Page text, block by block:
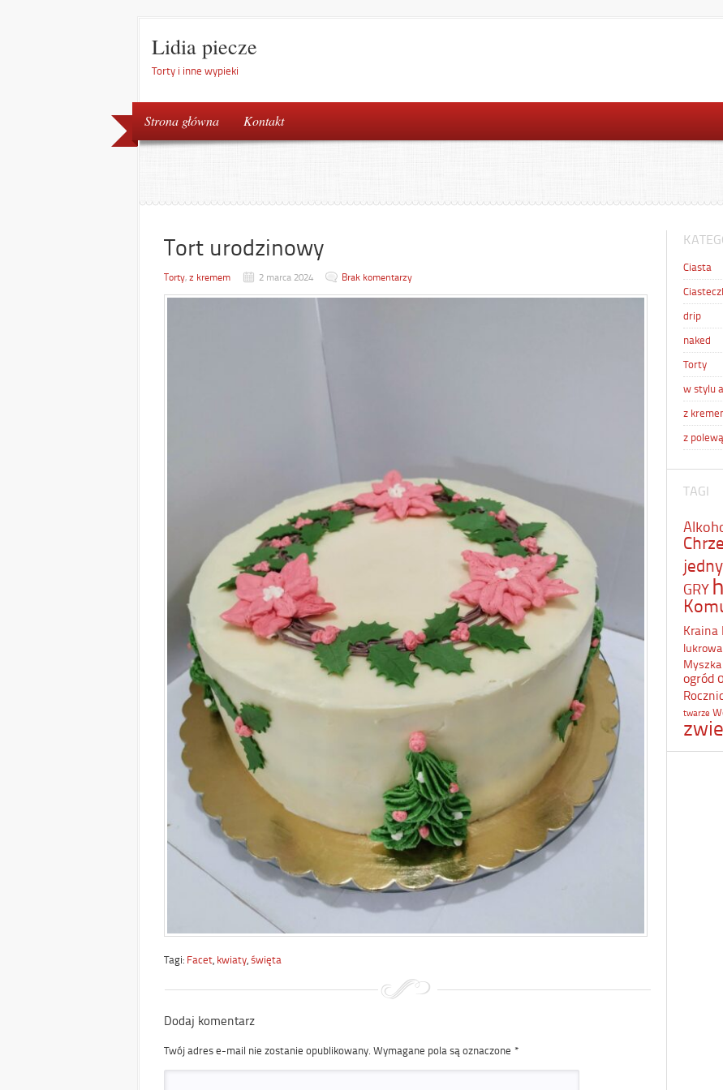
Lidia piecze
Torty i inne wypieki
Strona główna Kontakt
Tort urodzinowy
Torty, z kremem 2 marca 2024 Brak komentarzy
Tagi: Facet, kwiaty, święta
Dodaj komentarz
Twój adres e-mail nie zostanie opublikowany. Wymagane pola są oznaczone *
Ciasta
drip
naked
Torty
w stylu
z
z polewą
TAGI
GRY
Kraina
ogród
twarze